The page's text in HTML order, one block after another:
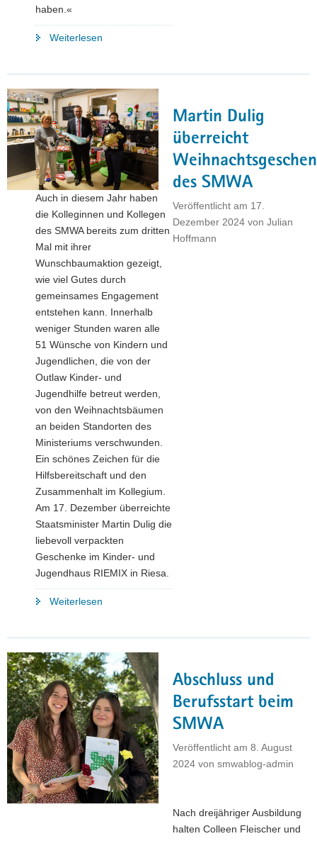
haben.«
Weiterlesen
Doppelhaushalt
des
SMWA"
Martin Dulig
überreicht
des SMWA
Veröffentlicht am 17.
Dezember 2024 von Julian
Hoffmann
Auch in diesem Jahr haben
die Kolleginnen und Kollegen
des SMWA bereits zum dritten
Mal mit ihrer
Wunschbaumaktion gezeigt,
wie viel Gutes durch
gemeinsames Engagement
entstehen kann. Innerhalb
weniger Stunden waren alle
51 Wünsche von Kindern und
Jugendlichen, die von der
Outlaw Kinder- und
Jugendhilfe betreut werden,
von den Weihnachtsbäumen
an beiden Standorten des
Ministeriums verschwunden.
Ein schönes Zeichen für die
Hilfsbereitschaft und den
Zusammenhalt im Kollegium.
Am 17. Dezember überreichte
Staatsminister Martin Dulig die
liebevoll verpackten
Geschenke im Kinder- und
Jugendhaus RIEMIX in Riesa.
Weiterlesen
des
SMWA"
Abschluss und
Berufsstart beim
SMWA
Veröffentlicht am 8. August
2024 von smwablog-admin
Nach dreijähriger Ausbildung
halten Colleen Fleischer und